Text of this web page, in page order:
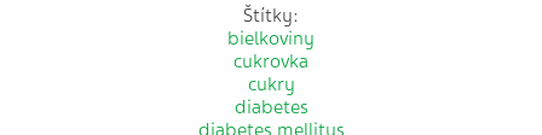
Štítky:
bielkoviny
cukrovka
cukry
diabetes
diabetes mellitus